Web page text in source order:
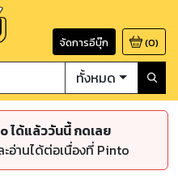
จัดการอีบุ๊ก (0)
ทั้งหมด
ได้แล้ววันนี้ กดเลย
อ่านได้ต่อเนื่องที่ Pinto